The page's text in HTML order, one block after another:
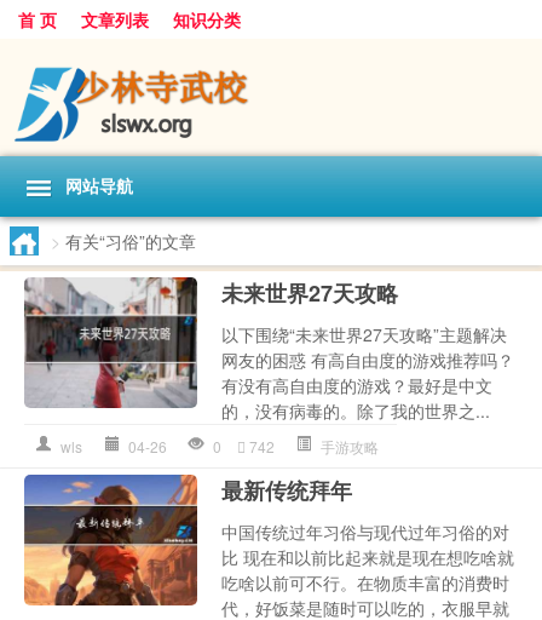
首 页 文章列表 知识分类
网站导航
> 有关“习俗”的文章
未来世界27天攻略
以下围绕“未来世界27天攻略”主题解决
网友的困惑 有高自由度的游戏推荐吗？
有没有高自由度的游戏？最好是中文
的，没有病毒的。除了我的世界之...
wls 04-26 0 742 手游攻略
最新传统拜年
中国传统过年习俗与现代过年习俗的对
比 现在和以前比起来就是现在想吃啥就
吃啥以前可不行。在物质丰富的消费时
代，好饭菜是随时可以吃的，衣服早就